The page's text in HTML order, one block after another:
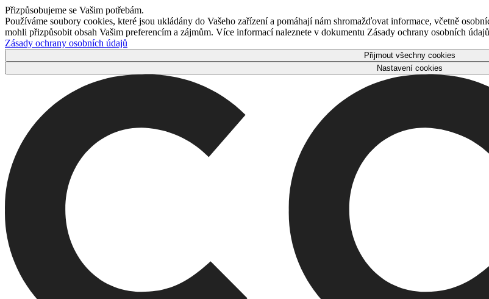
Přizpůsobujeme se Vašim potřebám.
Používáme soubory cookies, které jsou ukládány do Vašeho zařízení a pomáhají nám shromažďovat informace, včetně
mohli přizpůsobit obsah Vašim preferencím a zájmům. Více informací naleznete v dokumentu Zásady ochrany osobních
Zásady ochrany osobních údajů
Přijmout všechny cookies
Nastavení cookies